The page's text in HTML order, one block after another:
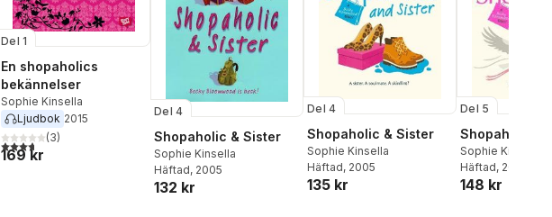
Del 1
En shopaholics
bekännelser
Sophie Kinsella
Ljudbok 2015
3,7utav 5 stjärnor. Totalt antal röster:
(3)
169 kr
Del 4
Shopaholic & Sister
Sophie Kinsella
Häftad, 2005
132 kr
Del 4
Shopaholic & Sister
Sophie Kinsella
Häftad, 2005
135 kr
Del 5
Shopaholic &
Sophie Kinsella
Häftad, 2007
148 kr